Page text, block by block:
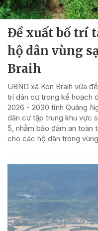
Đề xuất bố trí
hộ dân vùng
Braih
UBND xã Kon Braih vừa
trí dân cư trong kế hoạch
2026 - 2030 tỉnh Quảng
dân cư tập trung khu vực
5, nhằm bảo đảm an toàn
cho các hộ dân trong